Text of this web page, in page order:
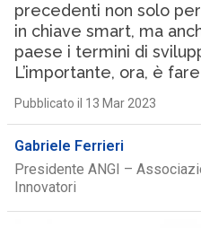
precedenti non solo
in chiave smart, ma
paese i termini di
L’importante, ora, è
Pubblicato il 13 Mar 2023
Gabriele Ferrieri
Presidente ANGI –
Innovatori